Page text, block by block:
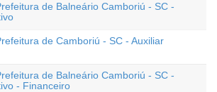
de Balneário Camboriú - SC -
de Camboriú - SC - Auxiliar
de Balneário Camboriú - SC -
- Financeiro